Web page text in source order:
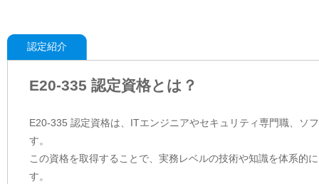
認定紹介
E20-335 認定資格とは？
E20-335 認定資格は、ITエンジニアやセキュリティ専門職、ソ
す。
この資格を取得することで、実務レベルの技術や知識を体系的
す。